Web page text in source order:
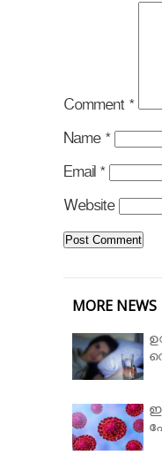
Comment *
Name *
Email *
Website
MORE NEWS